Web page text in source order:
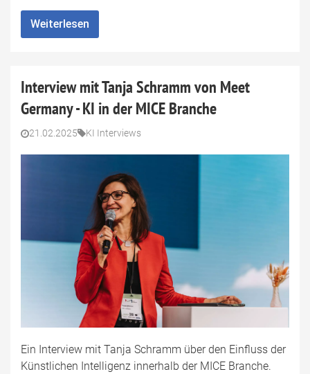
Weiterlesen
Interview mit Tanja Schramm von Meet
Germany - KI in der MICE Branche
21.02.2025 KI Interviews
Ein Interview mit Tanja Schramm über den Einfluss der
Künstlichen Intelligenz innerhalb der MICE Branche.